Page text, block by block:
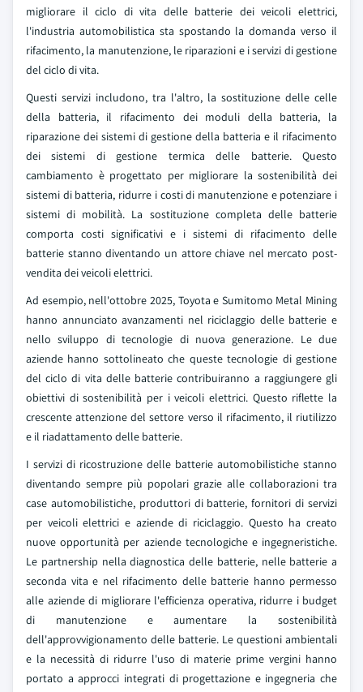
migliorare il ciclo di vita delle batterie dei veicoli elettrici,
l'industria automobilistica sta spostando la domanda verso il
rifacimento, la manutenzione, le riparazioni e i servizi di gestione
del ciclo di vita.
Questi servizi includono, tra l'altro, la sostituzione delle celle
della batteria, il rifacimento dei moduli della batteria, la
riparazione dei sistemi di gestione della batteria e il rifacimento
dei sistemi di gestione termica delle batterie. Questo
cambiamento è progettato per migliorare la sostenibilità dei
sistemi di batteria, ridurre i costi di manutenzione e potenziare i
sistemi di mobilità. La sostituzione completa delle batterie
comporta costi significativi e i sistemi di rifacimento delle
batterie stanno diventando un attore chiave nel mercato post-
vendita dei veicoli elettrici.
Ad esempio, nell'ottobre 2025, Toyota e Sumitomo Metal Mining
hanno annunciato avanzamenti nel riciclaggio delle batterie e
nello sviluppo di tecnologie di nuova generazione. Le due
aziende hanno sottolineato che queste tecnologie di gestione
del ciclo di vita delle batterie contribuiranno a raggiungere gli
obiettivi di sostenibilità per i veicoli elettrici. Questo riflette la
crescente attenzione del settore verso il rifacimento, il riutilizzo
e il riadattamento delle batterie.
I servizi di ricostruzione delle batterie automobilistiche stanno
diventando sempre più popolari grazie alle collaborazioni tra
case automobilistiche, produttori di batterie, fornitori di servizi
per veicoli elettrici e aziende di riciclaggio. Questo ha creato
nuove opportunità per aziende tecnologiche e ingegneristiche.
Le partnership nella diagnostica delle batterie, nelle batterie a
seconda vita e nel rifacimento delle batterie hanno permesso
alle aziende di migliorare l'efficienza operativa, ridurre i budget
di manutenzione e aumentare la sostenibilità
dell'approvvigionamento delle batterie. Le questioni ambientali
e la necessità di ridurre l'uso di materie prime vergini hanno
portato a approcci integrati di progettazione e ingegneria che